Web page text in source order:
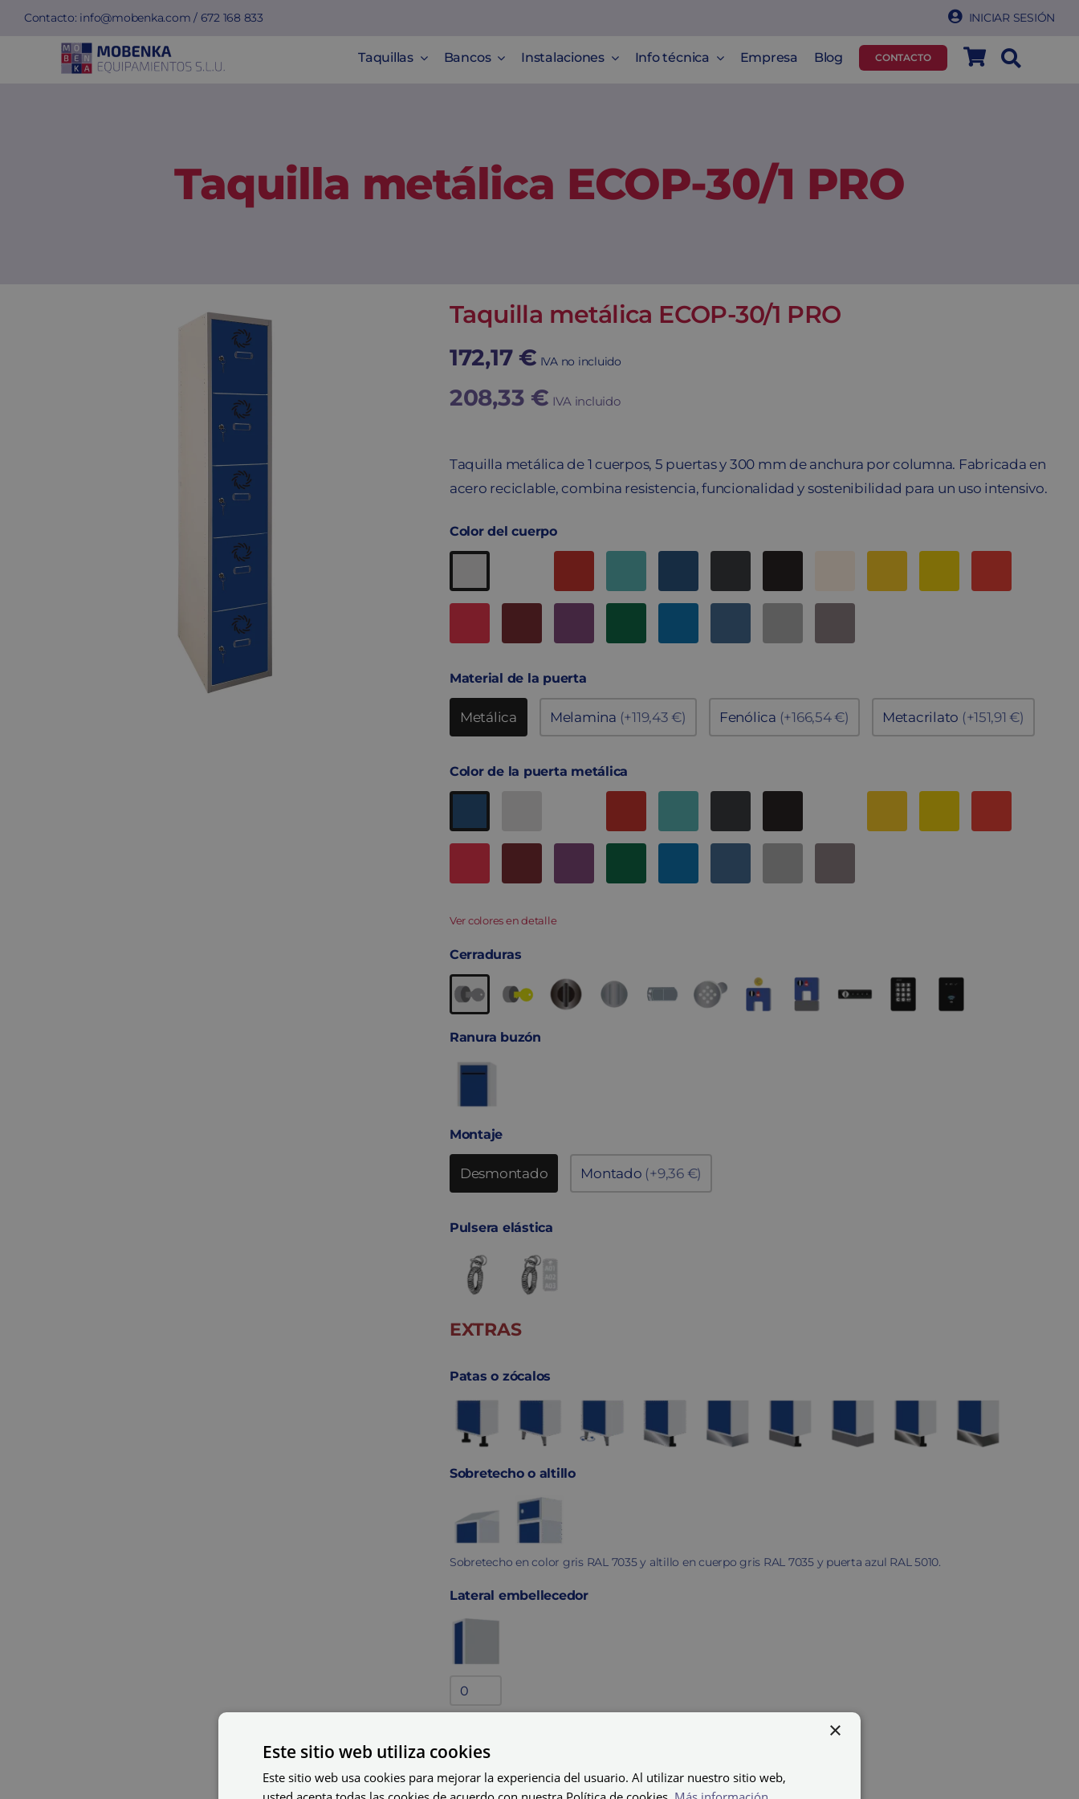
Saltar
contenido
Contacto: info@mobenka.com / 672 168 833 INICIAR SESIÓN
Taquillas Bancos Instalaciones Info técnica Empresa Blog CONTACTO
Taquilla metálica ECOP-30/1 PRO
Taquilla metálica ECOP-30/1 PRO
172,17 € IVA no incluido
208,33 € IVA incluido
Taquilla metálica de 1 cuerpos, 5 puertas y 300 mm de anchura por columna. Fabricada en
acero reciclable, combina resistencia, funcionalidad y sostenibilidad para un uso intensivo.
Color del cuerpo
Material de la puerta
Metálica Melamina (+119,43 €) Fenólica (+166,54 €) Metacrilato (+151,91 €)
Color de la puerta metálica
Ver colores en detalle
Cerraduras
Ranura buzón
Montaje
Desmontado Montado (+9,36 €)
Pulsera elástica
EXTRAS
Patas o zócalos
Sobretecho o altillo
Sobretecho en color gris RAL 7035 y altillo en cuerpo gris RAL 7035 y puerta azul RAL 5010.
Lateral embellecedor
Lateral
embellecedor
Bandejas adicionales
×
Este sitio web utiliza cookies
Este sitio web usa cookies para mejorar la experiencia del usuario. Al utilizar nuestro sitio web,